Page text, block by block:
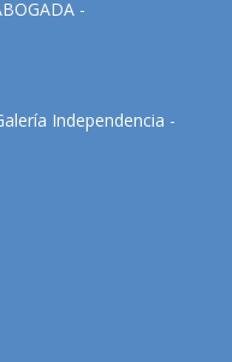
-
Independencia -